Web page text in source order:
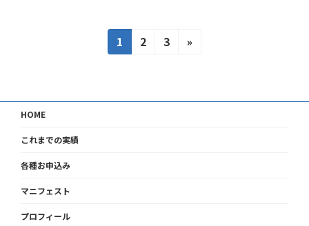
ペ
ー
ジ
送
固
定
ジ
1
固
ジ
2
固
ジ
3 »
HOME
これまでの実績
各種お申込み
マニフェスト
プロフィール